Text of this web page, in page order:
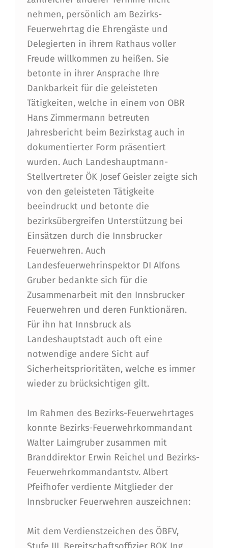
U
S
nehmen, persönlich am Bezirks-
Feuerwehrtag die Ehrengäste und
Delegierten in ihrem Rathaus voller
Freude willkommen zu heißen. Sie
betonte in ihrer Ansprache Ihre
Dankbarkeit für die geleisteten
Tätigkeiten, welche in einem von OBR
Hans Zimmermann betreuten
Jahresbericht beim Bezirkstag auch in
dokumentierter Form präsentiert
wurden. Auch Landeshauptmann-
Stellvertreter ÖK Josef Geisler zeigte sich
von den geleisteten Tätigkeite
beeindruckt und betonte die
bezirksübergreifen Unterstützung bei
Einsätzen durch die Innsbrucker
Feuerwehren. Auch
Landesfeuerwehrinspektor DI Alfons
Gruber bedankte sich für die
Zusammenarbeit mit den Innsbrucker
Feuerwehren und deren Funktionären.
Für ihn hat Innsbruck als
Landeshauptstadt auch oft eine
notwendige andere Sicht auf
Sicherheitsprioritäten, welche es immer
wieder zu brücksichtigen gilt.
Im Rahmen des Bezirks-Feuerwehrtages
konnte Bezirks-Feuerwehrkommandant
Walter Laimgruber zusammen mit
Branddirektor Erwin Reichel und Bezirks-
Feuerwehrkommandantstv. Albert
Pfeifhofer verdiente Mitglieder der
Innsbrucker Feuerwehren auszeichnen:
Mit dem Verdienstzeichen des ÖBFV,